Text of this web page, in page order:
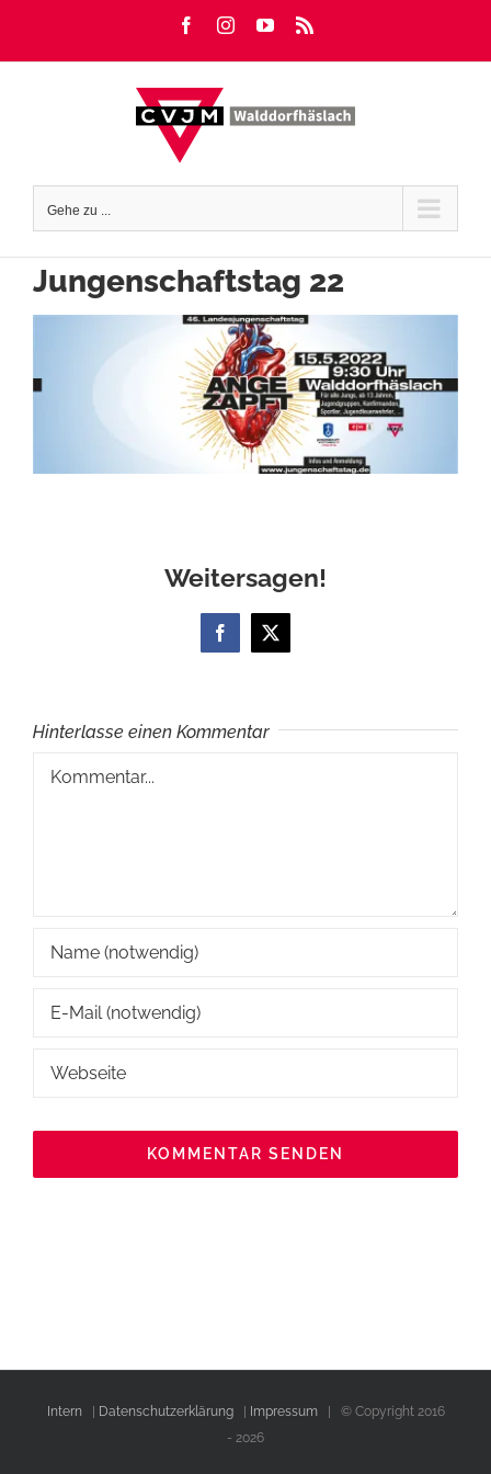
FacebookInstagramYouTube
Gehe zu ...
Jungenschaftstag 22
Weitersagen!
Facebook
X
Hinterlasse einen Kommentar
Kommentar
Intern Datenschutzerklärung| Impressum| © Copyright 2016
- 2026